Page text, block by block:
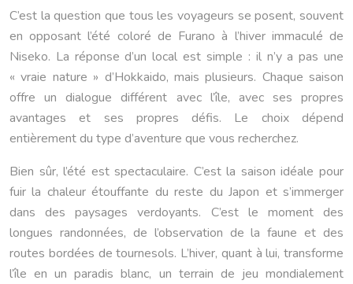
C’est la question que tous les voyageurs se posent, souvent
en opposant l’été coloré de Furano à l’hiver immaculé de
Niseko. La réponse d’un local est simple : il n’y a pas une
« vraie nature » d’Hokkaido, mais plusieurs. Chaque saison
offre un dialogue différent avec l’île, avec ses propres
avantages et ses propres défis. Le choix dépend
entièrement du type d’aventure que vous recherchez.
Bien sûr, l’été est spectaculaire. C’est la saison idéale pour
fuir la chaleur étouffante du reste du Japon et s’immerger
dans des paysages verdoyants. C’est le moment des
longues randonnées, de l’observation de la faune et des
routes bordées de tournesols. L’hiver, quant à lui, transforme
l’île en un paradis blanc, un terrain de jeu mondialement